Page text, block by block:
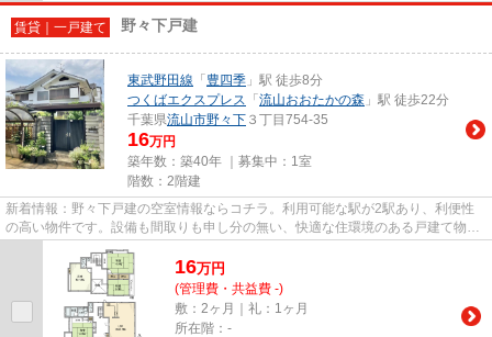
賃貸｜一戸建て 野々下戸建
東武野田線 「 豊四季 」駅 徒歩8分
つくばエクスプレス 「 流山おおたかの森 」駅 徒歩22分
千葉県流山市野々下 ３丁目754-35
16万円
築年数：築40年 ｜募集中： 1室
階数：2階建
新着情報：野々下戸建の空室情報ならコチラ。利用可能な駅が2駅あり、利便性
の高い物件です。設備も間取りも申し分の無い、快適な住環境のある戸建て物件
です。駅から徒歩8分に立地す...
16万円
(管理費・共益費 -)
敷：2ヶ月｜礼：1ヶ月
所在階：-